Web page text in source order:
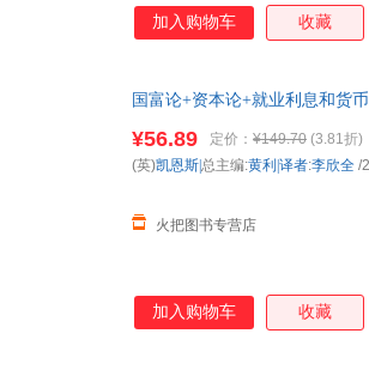
加入购物车 收藏
国富论+资本论+就业利息和货
¥56.89 定价： ¥149.70 (3.81折)
火把图书专营店
(英)凯恩斯|总主编:黄利|译者:李欣全 /
加入购物车 收藏